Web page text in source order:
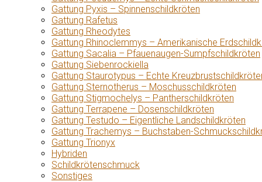
Gattung Pyxis – Spinnenschildkröten
Gattung Rafetus
Gattung Rheodytes
Gattung Rhinoclemmys – Amerikanische
Gattung Sacalia – Pfauenaugen-Sumpfschildkröten
Gattung Siebenrockiella
Gattung Staurotypus – Echte
Gattung Sternotherus – Moschusschildkröten
Gattung Stigmochelys – Pantherschildkröten
Gattung Terrapene – Dosenschildkröten
Gattung Testudo – Eigentliche Landschildkröten
Gattung Trachemys – Buchstaben-
Gattung Trionyx
Hybriden
Schildkrötenschmuck
Sonstiges